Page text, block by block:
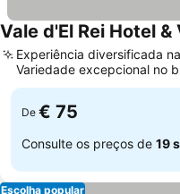
Vale d'El Rei Hotel &
Experiência diversificada
Variedade excepcional no
da manhã
De € 75
Consulte os preços de 19
Escolha popular